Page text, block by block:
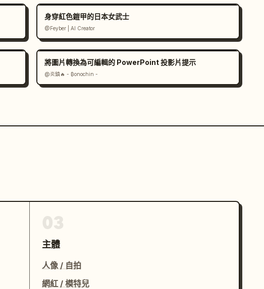
身穿紅色鎧甲的日本女武士
@Feyber | AI Creator
將圖片轉換為可編輯的 PowerPoint 投影片提示
@炎鎮🔥 - ₿onochin -
主體
人像 / 自拍
網紅 / 模特兒